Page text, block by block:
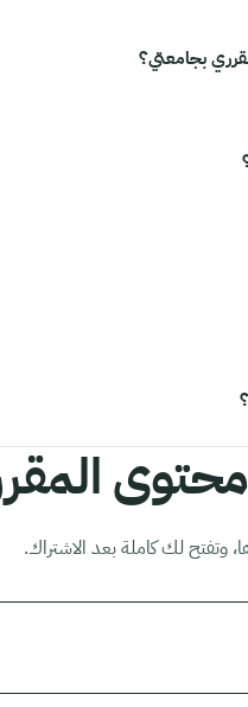
بجامعتي؟
وتفتح لك كاملة بعد الاشتراك.